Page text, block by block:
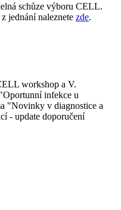
schůze výboru CELL.
jednání naleznete zde.
workshop a V.
infekce u
"Novinky v diagnostice a
- update doporučení